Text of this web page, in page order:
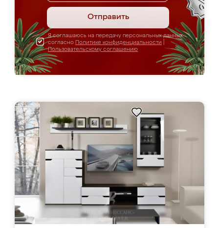
Отправить
Я соглашаюсь на передачу персональных данных
согласно Политике конфиденциальности
Пользовательскому соглашению